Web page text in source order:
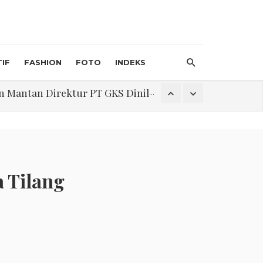
FASHION FOTO INDEKS
Direktur PT GKS Dinilai Rancu
Narkoba di Belawan Sicanang
Tilang